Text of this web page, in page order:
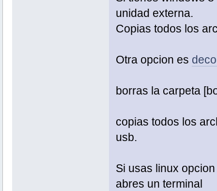
unidad externa.
Copias todos los
Otra opcion es
borras la carpeta
copias todos los
usb.
Si usas linux
abres un terminal